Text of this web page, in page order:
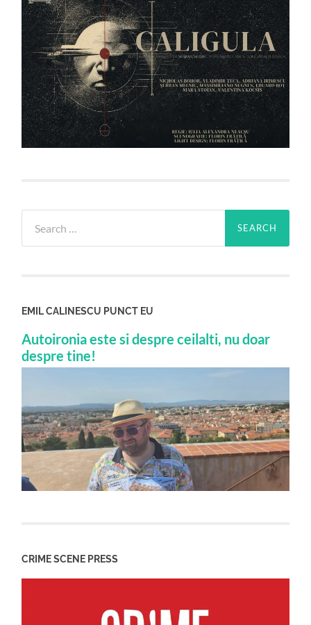
for:
EMIL CALINESCU PUNCT EU
Autoironia este si despre ceilalti, nu doar
despre tine!
CRIME SCENE PRESS